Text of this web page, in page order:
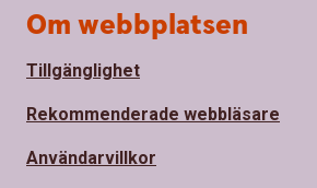
Om webbplatsen
Tillgänglighet
Rekommenderade webbläsare
Användarvillkor